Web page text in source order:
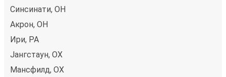
Синсинати, OH
Акрон, OH
Ири, PA
Јангстаун, ОХ
Мансфилд, ОХ